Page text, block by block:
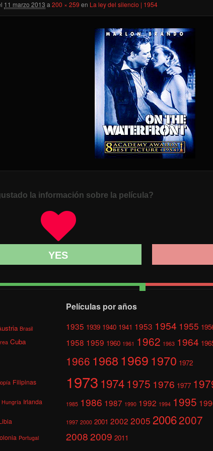
11 marzo 2013 a200 × 259 en La ley del silencio | 1954
la información sobre la película?
YES
Brasil
Cuba
Filipinas
Hungría Irlanda
Portugal
Películas por años
1935 1939 1940 1941 1953 1954 1955
1958 1959 1960 1961 1962 1963 1964
1966 1968 1969 1970 1972
1973 1974 1975 1976 1977
1985 1986 1987 1990 1992 1994 1995
1997 2000 2001 2002 2005 20062007
20082009 2011